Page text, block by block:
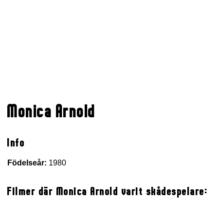
Monica Arnold
Info
Födelseår: 1980
Filmer där Monica Arnold varit skådespelare: